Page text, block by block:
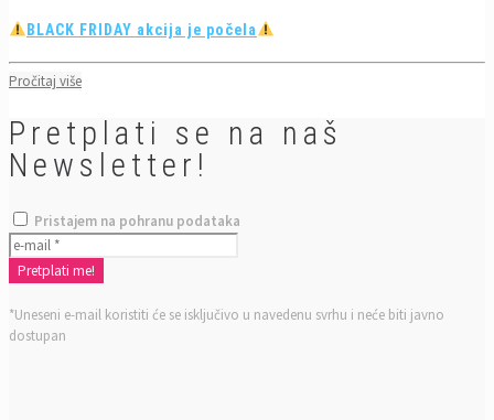
BLACK FRIDAY akcija je počela
Pročitaj više
Pretplati se na naš
Newsletter!
Pristajem na pohranu podataka
*Uneseni e-mail koristiti će se isključivo u navedenu svrhu i neće biti javno
dostupan